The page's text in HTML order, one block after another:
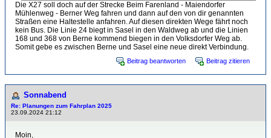
Die X27 soll doch auf der Strecke Beim Farenland - Maiendorfer
Mühlenweg - Berner Weg fahren und dann auf den von dir genannten
Straßen eine Haltestelle anfahren. Auf diesen direkten Wege fährt noch
kein Bus. Die Linie 24 biegt in Sasel in den Waldweg ab und die Linien
168 und 368 von Berne kommend biegen in den Volksdorfer Weg ab.
Somit gebe es zwischen Berne und Sasel eine neue direkt Verbindung.
Beitrag beantworten Beitrag zitieren
Sonnabend
Re: Planungen zum Fahrplan 2025
23.09.2024 21:12
Moin,